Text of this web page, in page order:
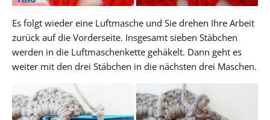
Es folgt wieder eine Luftmasche und Sie drehen Ihre Arbeit
zurück auf die Vorderseite. Insgesamt sieben Stäbchen
werden in die Luftmaschenkette gehäkelt. Dann geht es
weiter mit den drei Stäbchen in die nächsten drei Maschen.